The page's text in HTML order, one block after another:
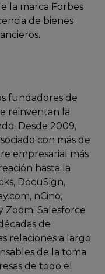
la marca Forbes
de bienes
fundadores de
reinventan la
Desde 2009,
con más de
empresarial más
hasta la
DocuSign,
nCino,
Zoom. Salesforce
de
relaciones a largo
de la toma
de todo el